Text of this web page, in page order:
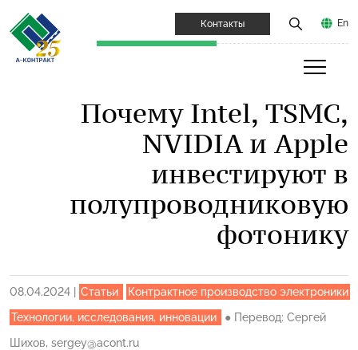
Контакты En
Почему Intel, TSMC,
NVIDIA и Apple
инвестируют в
полупроводниковую
фотонику
08.04.2024 Статьи
Контрактное производство электроники
Технологии, исследования, инновации
● Перевод: Сергей
Шихов, sergey@acont.ru